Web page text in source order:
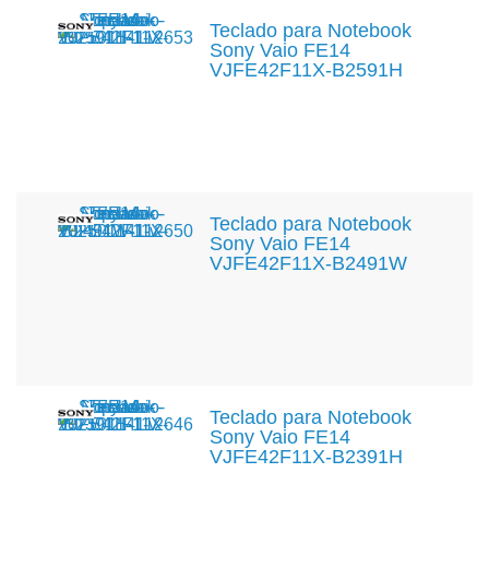
Teclado para Notebook
Sony Vaio FE14
VJFE42F11X-B2591H
Teclado para Notebook
Sony Vaio FE14
VJFE42F11X-B2491W
Teclado para Notebook
Sony Vaio FE14
VJFE42F11X-B2391H